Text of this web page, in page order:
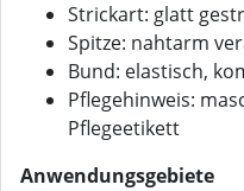
Strickart: glatt
Spitze: nahtarm
Bund: elastisch,
Pflegehinweis:
Pflegeetikett
Anwendungsgebiete